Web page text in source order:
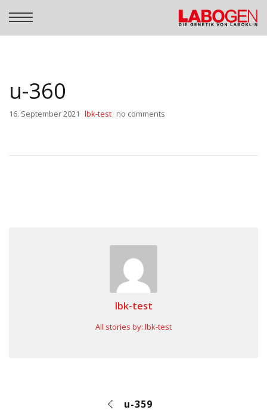
u-360
16. September 2021 lbk-test no comments
lbk-test
All stories by: lbk-test
u-359